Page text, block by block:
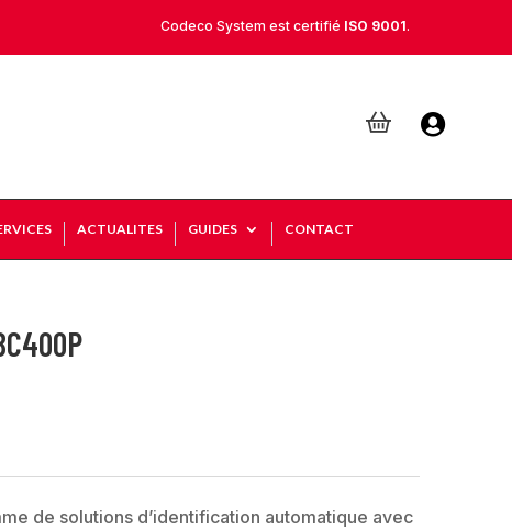
Codeco System est certifié ISO 9001.

ACTUALITES GUIDES CONTACT
de solutions d’identification automatique avec